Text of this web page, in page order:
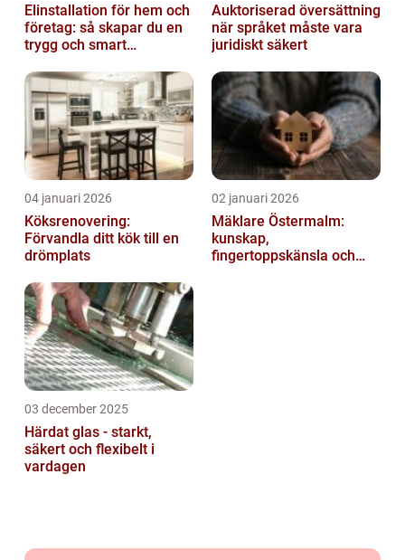
Elinstallation för hem och
företag: så skapar du en
trygg och smart
Auktoriserad översättning
när språket måste vara
juridiskt säkert
04 januari 2026
Köksrenovering:
Förvandla ditt kök till en
drömplats
02 januari 2026
Mäklare Östermalm:
kunskap,
fingertoppskänsla och
03 december 2025
Härdat glas - starkt,
säkert och flexibelt i
vardagen